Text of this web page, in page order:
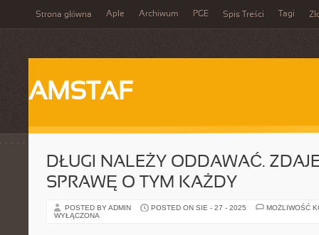
Strona główna Aple Archiwum PGE Spis Treści Tagi
AMSTAF
DŁUGI NALEŻY ODDAWAĆ.
SPRAWĘ O TYM KAŻDY
POSTED BY ADMIN POSTED ON SIE - 27 - 2025
MOŻLIWOŚĆ
WYŁĄCZONA